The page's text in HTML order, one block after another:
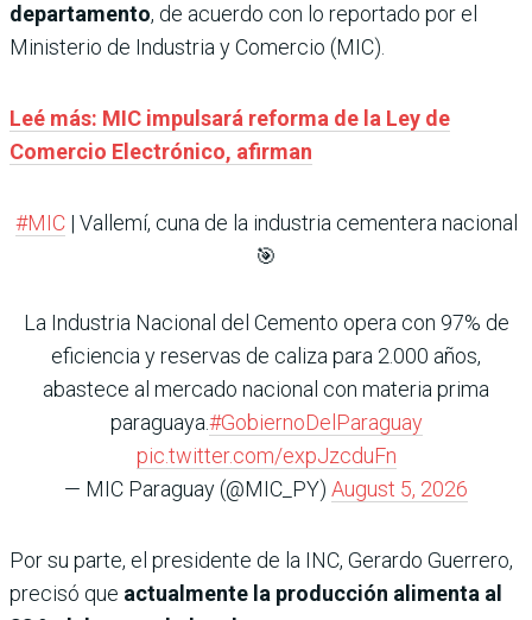
departamento, de acuerdo con lo reportado por el
Ministerio de Industria y Comercio (MIC).
Leé más: MIC impulsará reforma de la Ley de
Comercio Electrónico, afirman
#MIC| Vallemí, cuna de la industria cementera nacional
🎯
La Industria Nacional del Cemento opera con 97% de
eficiencia y reservas de caliza para 2.000 años,
abastece al mercado nacional con materia prima
paraguaya.#GobiernoDelParaguay
pic.twitter.com/expJzcduFn
— MIC Paraguay (@MIC_PY) August 5, 2026
Por su parte, el presidente de la INC, Gerardo Guerrero,
precisó que actualmente la producción alimenta al